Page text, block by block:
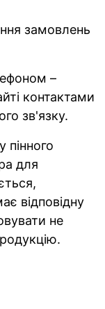
замовлень
–
контактами
зв'язку.
пінного
для
відповідну
не